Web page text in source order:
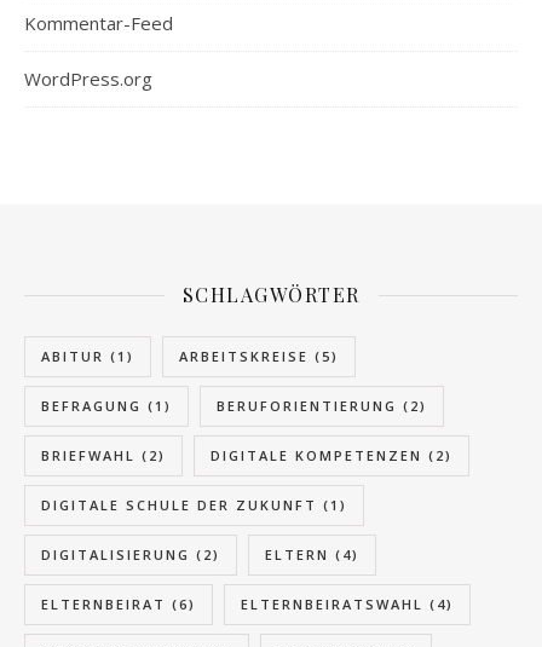
Kommentar-Feed
WordPress.org
SCHLAGWÖRTER
ABITUR (1) ARBEITSKREISE (5)
BEFRAGUNG (1) BERUFORIENTIERUNG (2)
BRIEFWAHL (2) DIGITALE KOMPETENZEN (2)
DIGITALE SCHULE DER ZUKUNFT (1)
DIGITALISIERUNG (2) ELTERN (4)
ELTERNBEIRAT (6) ELTERNBEIRATSWAHL (4)